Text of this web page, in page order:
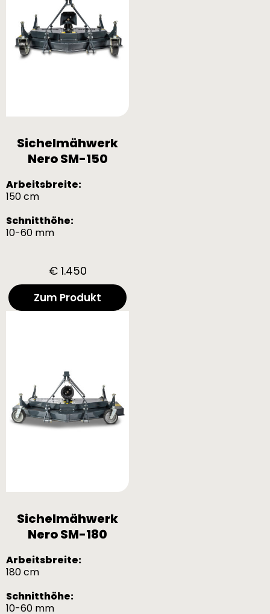
Sichelmähwerk
Nero SM-150
Arbeitsbreite:
150 cm
Schnitthöhe:
10-60 mm
€ 1.450
Zum Produkt
Sichelmähwerk
Nero SM-180
Arbeitsbreite:
180 cm
Schnitthöhe:
10-60 mm